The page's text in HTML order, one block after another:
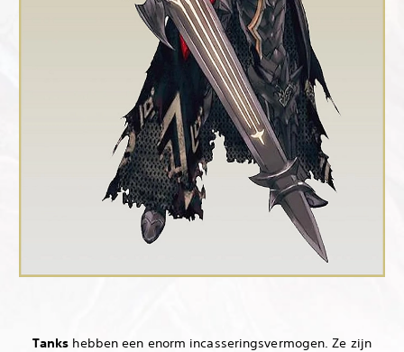
Tanks hebben een enorm incasseringsvermogen. Ze zijn